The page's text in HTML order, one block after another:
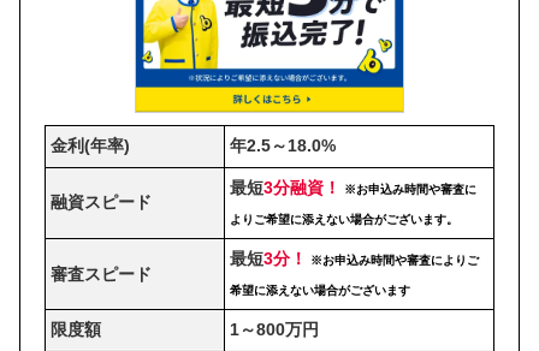
金利(年率) 年2.5～18.0%
融資スピード
最短3分融資！ ※お申込み時間や審査に
よりご希望に添えない場合がございます。
審査スピード
最短3分！ ※お申込み時間や審査によりご
希望に添えない場合がございます
限度額 1～800万円